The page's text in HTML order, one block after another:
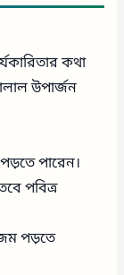
কথা
উপার্জন
পারেন।
পবিত্র
পড়তে